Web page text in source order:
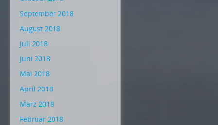
September 2018
August 2018
Juli 2018
Juni 2018
Mai 2018
April 2018
März 2018
Februar 2018